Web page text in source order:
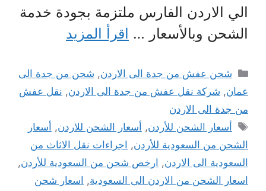
الي الاردن الفارس ملتزمة بجودة خدمة
الشحن وبالأسعار … اقرأ المزيد
التصنيفات
شحن عفش من جدة الى الاردن, شحن من جدة الى
عمان, شركة نقل عفش من جدة الى الاردن, نقل عفش
من جدة الى الاردن
الوسوم
أسعار الشحن للأردن, أسعار الشحن للاردن, أسعار
الشحن من السعودية للأردن, اجراءات نقل الاثاث من
السعودية الى الاردن, ارخص شحن من السعودية للأردن,
اسعار الشحن من الاردن الى السعودية, اسعار شحن